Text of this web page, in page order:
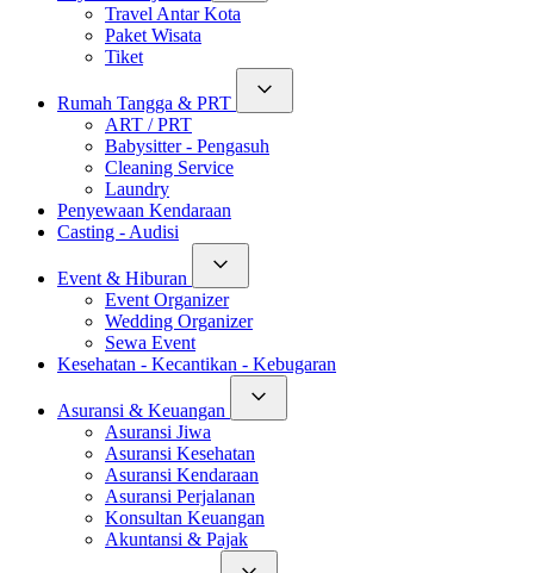
Travel Antar Kota
Paket Wisata
Tiket
Rumah Tangga & PRT
ART / PRT
Babysitter - Pengasuh
Cleaning Service
Laundry
Penyewaan Kendaraan
Casting - Audisi
Event & Hiburan
Event Organizer
Wedding Organizer
Sewa Event
Kesehatan - Kecantikan - Kebugaran
Asuransi & Keuangan
Asuransi Jiwa
Asuransi Kesehatan
Asuransi Kendaraan
Asuransi Perjalanan
Konsultan Keuangan
Akuntansi & Pajak